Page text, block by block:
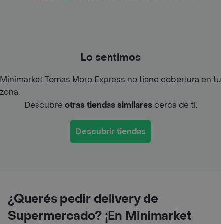
Lo sentimos
Minimarket Tomas Moro Express no tiene cobertura en tu
zona.
Descubreotras tiendas similarescerca de ti.
Descubrir tiendas
¿Querés pedir delivery de
Supermercado? ¡En Minimarket